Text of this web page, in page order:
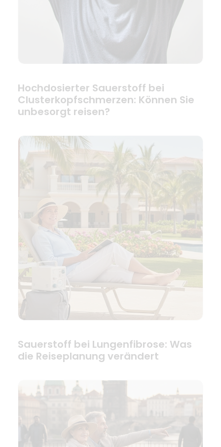
Hochdosierter Sauerstoff bei
Clusterkopfschmerzen: Können Sie
unbesorgt reisen?
Sauerstoff bei Lungenfibrose: Was
die Reiseplanung verändert